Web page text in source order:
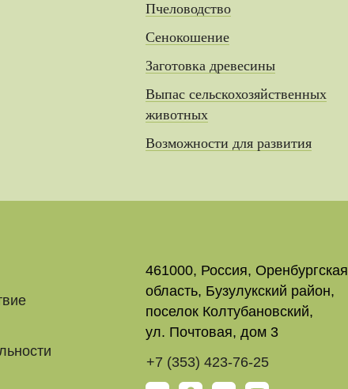
Пчеловодство
Сенокошение
Заготовка древесины
Выпас сельскохозяйственных
животных
Возможности для развития
+7 (353) 423-76-25
461000, Россия, Оренбургская
область, Бузулукский район,
поселок Колтубановский,
ул. Почтовая, дом 3